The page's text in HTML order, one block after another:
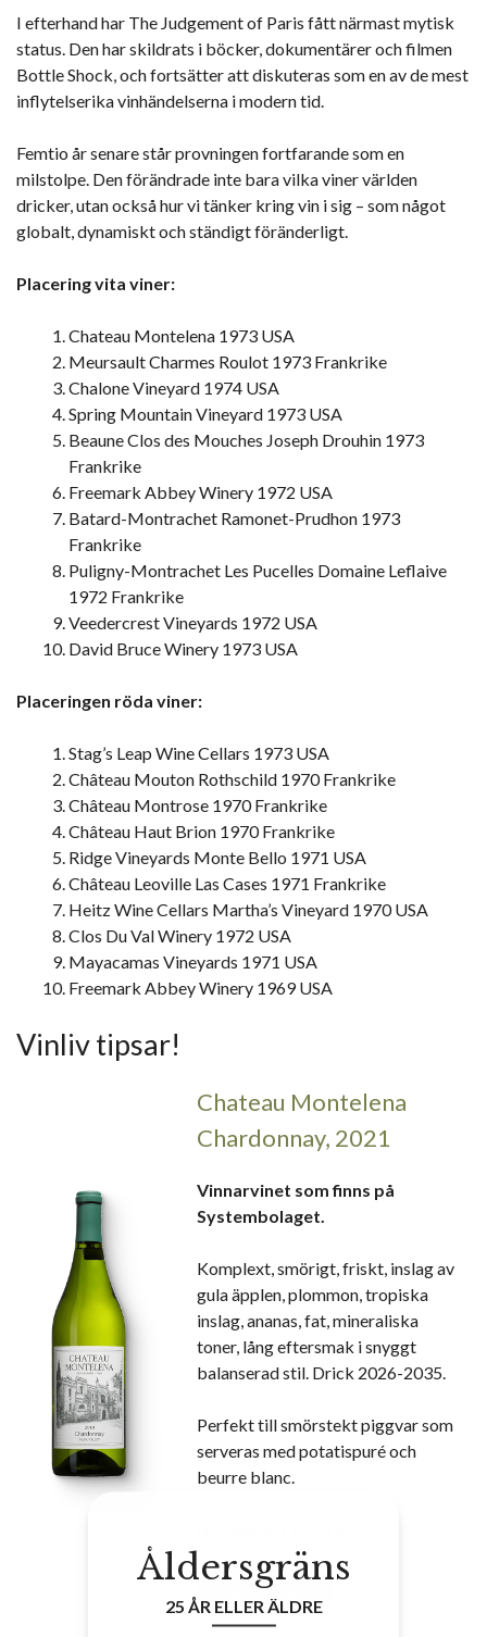
I efterhand har The Judgement of Paris fått närmast mytisk
status. Den har skildrats i böcker, dokumentärer och filmen
Bottle Shock, och fortsätter att diskuteras som en av de mest
inflytelserika vinhändelserna i modern tid.
Femtio år senare står provningen fortfarande som en
milstolpe. Den förändrade inte bara vilka viner världen
dricker, utan också hur vi tänker kring vin i sig – som något
globalt, dynamiskt och ständigt föränderligt.
Placering vita viner:
Chateau Montelena 1973 USA
Meursault Charmes Roulot 1973 Frankrike
Chalone Vineyard 1974 USA
Spring Mountain Vineyard 1973 USA
Beaune Clos des Mouches Joseph Drouhin 1973
Frankrike
Freemark Abbey Winery 1972 USA
Batard-Montrachet Ramonet-Prudhon 1973
Frankrike
Puligny-Montrachet Les Pucelles Domaine Leflaive
1972 Frankrike
Veedercrest Vineyards 1972 USA
David Bruce Winery 1973 USA
Placeringen röda viner:
Stag’s Leap Wine Cellars 1973 USA
Château Mouton Rothschild 1970 Frankrike
Château Montrose 1970 Frankrike
Château Haut Brion 1970 Frankrike
Ridge Vineyards Monte Bello 1971 USA
Château Leoville Las Cases 1971 Frankrike
Heitz Wine Cellars Martha’s Vineyard 1970 USA
Clos Du Val Winery 1972 USA
Mayacamas Vineyards 1971 USA
Freemark Abbey Winery 1969 USA
Vinliv tipsar!
Chateau Montelena
Chardonnay, 2021
Vinnarvinet som finns på
Systembolaget.
Komplext, smörigt, friskt, inslag av
gula äpplen, plommon, tropiska
inslag, ananas, fat, mineraliska
toner, lång eftersmak i snyggt
balanserad stil. Drick 2026-2035.
Perfekt till smörstekt piggvar som
serveras med potatispuré och
beurre blanc.
TILL VINET
Åldersgräns
25 ÅR ELLER ÄLDRE